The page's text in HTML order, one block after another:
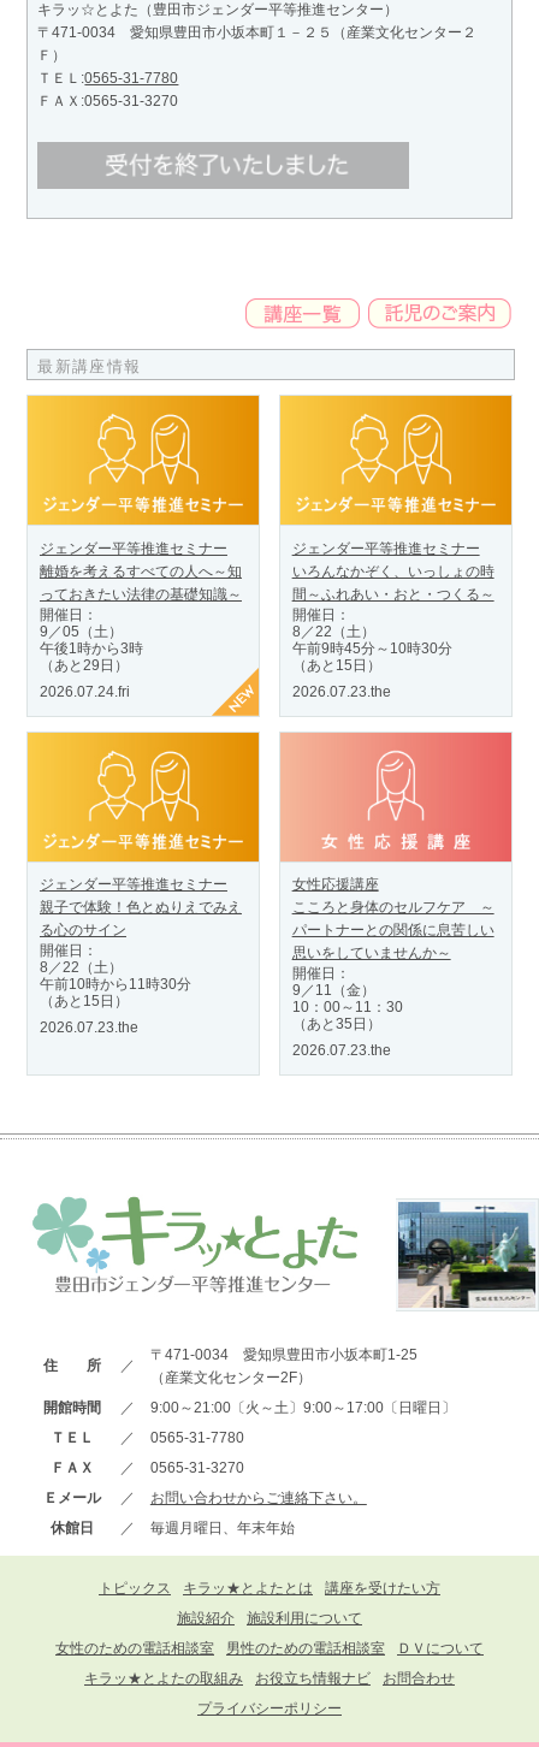
キラッ☆とよた（豊田市ジェンダー平等推進センター）
〒471-0034 愛知県豊田市小坂本町１－２５（産業文化センター２
Ｆ）
ＴＥＬ:0565-31-7780
ＦＡＸ:0565-31-3270
最新講座情報
ジェンダー平等推進セミナー
離婚を考えるすべての人へ～知
っておきたい法律の基礎知識～
開催日：
9／05（土）
午後1時から3時
（あと29日）
2026.07.24.fri
ジェンダー平等推進セミナー
いろんなかぞく、いっしょの時
間～ふれあい・おと・つくる～
開催日：
8／22（土）
午前9時45分～10時30分
（あと15日）
2026.07.23.the
ジェンダー平等推進セミナー
親子で体験！色とぬりえでみえ
る心のサイン
開催日：
8／22（土）
午前10時から11時30分
（あと15日）
2026.07.23.the
女性応援講座
こころと身体のセルフケア ～
パートナーとの関係に息苦しい
思いをしていませんか～
開催日：
9／11（金）
10：00～11：30
（あと35日）
2026.07.23.the
住 所 ／
〒471-0034 愛知県豊田市小坂本町1-25
（産業文化センター2F）
開館時間
／
9:00～21:00〔火～土〕9:00～17:00〔日曜日〕
ＴＥＬ
／
0565-31-7780
ＦＡＸ
／
0565-31-3270
Ｅメール
／
お問い合わせからご連絡下さい。
休館日
／ 毎週月曜日、年末年始
トピックス キラッ★とよたとは
講座を受けたい方
施設紹介
施設利用について
女性のための電話相談室
男性のための電話相談室
ＤＶについて
キラッ★とよたの取組み
お役立ち情報ナビ
お問合わせ
プライバシーポリシー